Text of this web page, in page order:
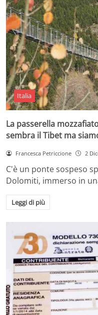
Italia
La passerella
sembra il Tibet ma
Francesca Petriccione 2
C'è un ponte sospeso
Dolomiti, immerso in
Leggi di più